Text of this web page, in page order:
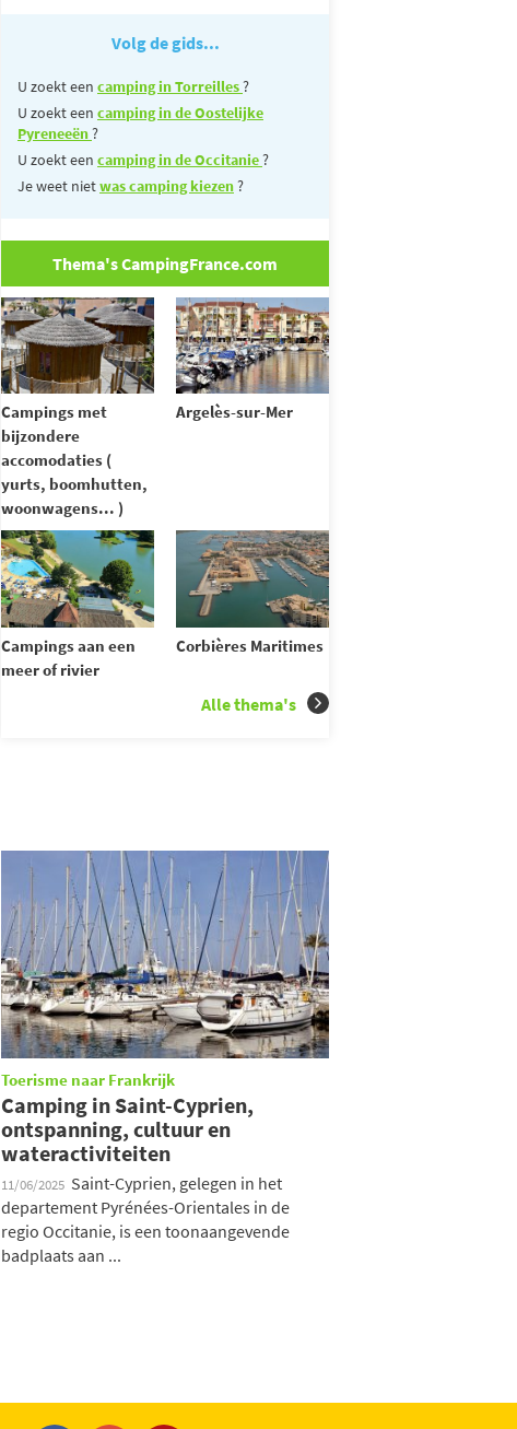
Volg de gids...
U zoekt een camping in Torreilles?
U zoekt een camping in de Oostelijke
Pyreneeën?
U zoekt een camping in de Occitanie?
Je weet nietwas camping kiezen?
Thema's CampingFrance.com
Campings met
bijzondere
accomodaties (
yurts, boomhutten,
woonwagens... )
Argelès-sur-Mer
Campings aan een
meer of rivier
Corbières Maritimes
Alle thema's
Toerisme naar Frankrijk
Camping in Saint-Cyprien,
ontspanning, cultuur en
wateractiviteiten
11/06/2025 Saint-Cyprien, gelegen in het
departement Pyrénées-Orientales in de
regio Occitanie, is een toonaangevende
badplaats aan ...